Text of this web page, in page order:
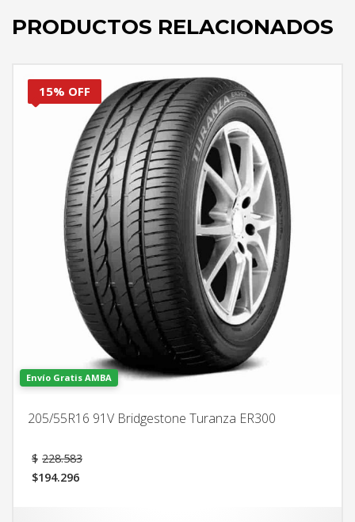
PRODUCTOS RELACIONADOS
15% OFF
Envío Gratis AMBA
205/55R16 91V Bridgestone Turanza ER300
$ 228.583
$194.296